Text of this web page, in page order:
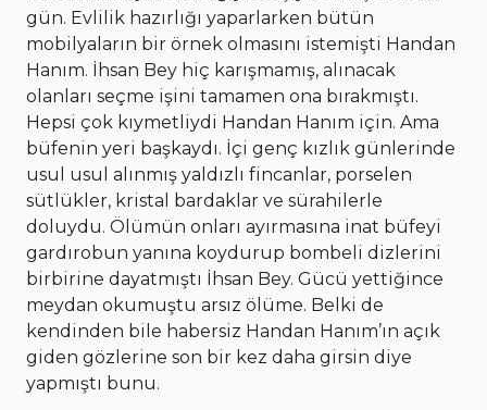
gün. Evlilik hazırlığı yaparlarken bütün
mobilyaların bir örnek olmasını istemişti Handan
Hanım. İhsan Bey hiç karışmamış, alınacak
olanları seçme işini tamamen ona bırakmıştı.
Hepsi çok kıymetliydi Handan Hanım için. Ama
büfenin yeri başkaydı. İçi genç kızlık günlerinde
usul usul alınmış yaldızlı fincanlar, porselen
sütlükler, kristal bardaklar ve sürahilerle
doluydu. Ölümün onları ayırmasına inat büfeyi
gardırobun yanına koydurup bombeli dizlerini
birbirine dayatmıştı İhsan Bey. Gücü yettiğince
meydan okumuştu arsız ölüme. Belki de
kendinden bile habersiz Handan Hanım’ın açık
giden gözlerine son bir kez daha girsin diye
yapmıştı bunu.